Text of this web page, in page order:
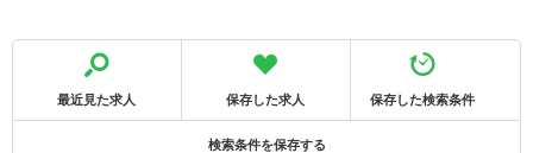
最近見た求人 保存した求人 保存した検索条件
検索条件を保存する